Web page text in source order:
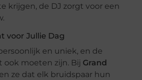
krijgen, de DJ zorgt voor een
voor Jullie Dag
en uniek, en de
ook moeten zijn. Bij Grand
ze dat elk bruidspaar hun